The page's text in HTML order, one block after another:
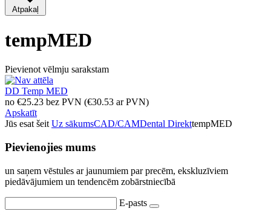
Atpakaļ
tempMED
Pievienot vēlmju sarakstam
DD Temp MED
no €25.23 bez PVN (€30.53 ar PVN)
Apskatīt
Jūs esat šeit Uz sākumsCAD/CAMDental DirekttempMED
Pievienojies mums
un saņem vēstules ar jaunumiem par precēm, ekskluzīviem
piedāvājumiem un tendencēm zobārstniecībā
E-pasts